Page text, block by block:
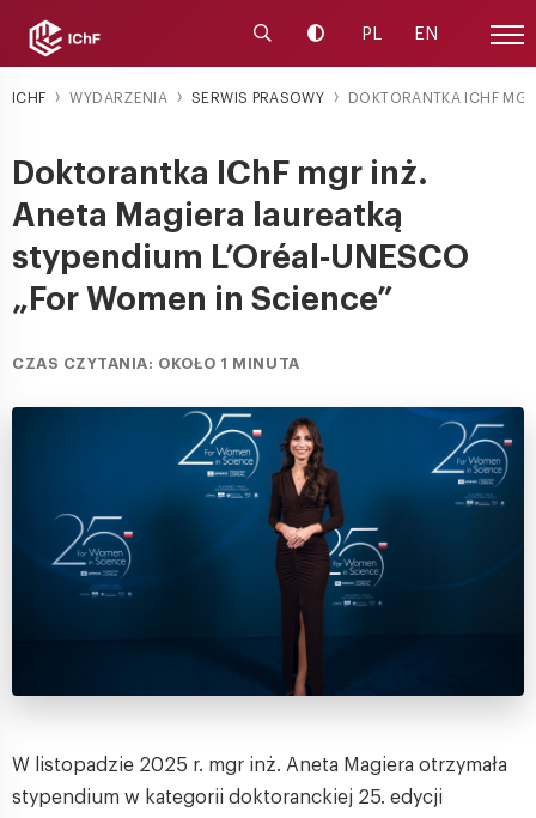
Uruchom wyszukiwarkę
Zmień kontrast
PL EN
ICHF WYDARZENIA SERWIS PRASOWY DOKTORANTKA ICHF
Doktorantka IChF mgr inż.
Aneta Magiera laureatką
stypendium L’Oréal-UNESCO
„For Women in Science”
CZAS CZYTANIA: OKOŁO 1 MINUTA
W listopadzie 2025 r. mgr inż. Aneta Magiera otrzymała
stypendium w kategorii doktoranckiej 25. edycji